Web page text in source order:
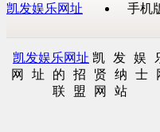
凯发娱乐网址 手机
凯发娱乐网址 凯发娱
网址的招贤纳士
联盟网站